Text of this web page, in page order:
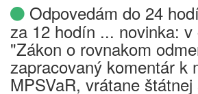
Odpovedám do 24
za 12 hodín ... novinka: v
"Zákon o rovnakom
zapracovaný komentár k
MPSVaR, vrátane